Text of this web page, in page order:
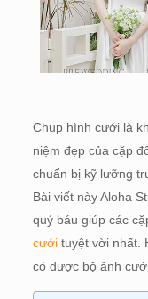
Chụp hình cưới là
niệm đẹp của cặp
chuẩn bị kỹ lưỡng
Bài viết này Aloha
quý báu giúp các
cướituyệt vời nhất.
có được bộ ảnh